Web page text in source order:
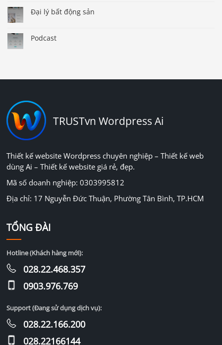
Đại lý bất động sản
Podcast
TRUSTvn Wordpress Ai
Thiết kế website Wordpress chuyên nghiệp – Thiết kế web
dùng Ai – Thiết kế website giá rẻ, đẹp.
Mã số doanh nghiệp: 0303995812
Địa chỉ: 17 Nguyễn Đức Thuận, Phường Tân Bình, TP.HCM
TỔNG ĐÀI
Hotline (Khách hàng mới):
028.22.468.357
0903.976.769
Support (Đang sử dụng dịch vụ):
028.22.166.200
028.22166144